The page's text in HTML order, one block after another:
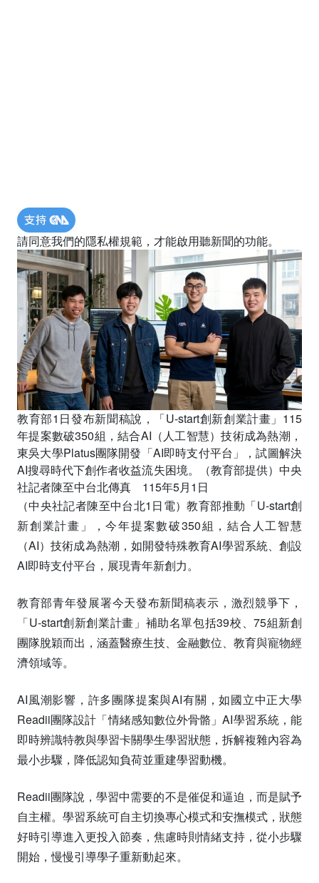
請同意我們的隱私權規範，才能啟用聽新聞的功能。
教育部1日發布新聞稿說，「U-start創新創業計畫」115
年提案數破350組，結合AI（人工智慧）技術成為熱潮，
東吳大學Platus團隊開發「AI即時支付平台」，試圖解決
AI搜尋時代下創作者收益流失困境。（教育部提供）中央
社記者陳至中台北傳真 115年5月1日
（中央社記者陳至中台北1日電）教育部推動「U-start創
新創業計畫」，今年提案數破350組，結合人工智慧
（AI）技術成為熱潮，如開發特殊教育AI學習系統、創設
AI即時支付平台，展現青年新創力。
教育部青年發展署今天發布新聞稿表示，激烈競爭下，
「U-start創新創業計畫」補助名單包括39校、75組新創
團隊脫穎而出，涵蓋醫療生技、金融數位、教育與寵物經
濟領域等。
AI風潮影響，許多團隊提案與AI有關，如國立中正大學
Readii團隊設計「情緒感知數位外骨骼」AI學習系統，能
即時辨識特教與學習卡關學生學習狀態，拆解複雜內容為
最小步驟，降低認知負荷並重建學習動機。
Readii團隊說，學習中需要的不是催促和逼迫，而是賦予
自主權。學習系統可自主切換專心模式和安撫模式，狀態
好時引導進入更投入節奏，焦慮時則情緒支持，從小步驟
開始，慢慢引導學子重新動起來。